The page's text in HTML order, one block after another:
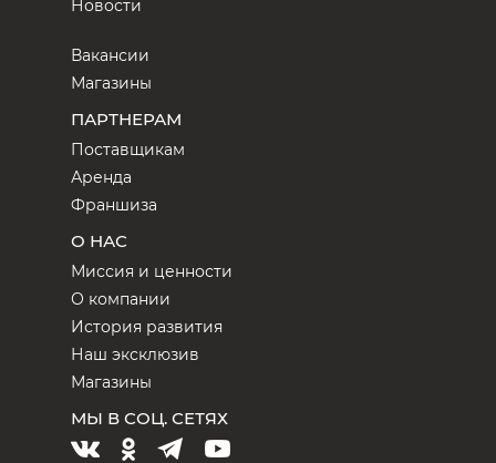
Новости
Вакансии
Магазины
ПАРТНЕРАМ
Поставщикам
Аренда
Франшиза
О НАС
Миссия и ценности
О компании
История развития
Наш эксклюзив
Магазины
МЫ В СОЦ. СЕТЯХ